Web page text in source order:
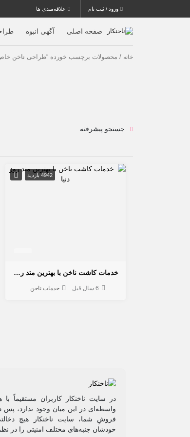
ورود / ثبت نام علاقه‌مندی ها
صفحه اصلی آگهی انبوه
خانه / محصولات برچسب خورده “طراحی ناخن
جستجو پیشرفته
4942 بازدید
خدمات کاشت ناخن با بهترین متد روز دنیا
6 سال قبل خدمات ناخن
در سایت ناخنکار کاربران مستقیماً
واسطه‌ای در این میان وجود ندارد، پس
فروشِ شما، سایت ناخنکار هیچ
خودشان جنبه‌های مختلف امنیتی را در نظر